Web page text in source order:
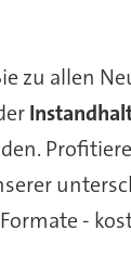
zu allen
-